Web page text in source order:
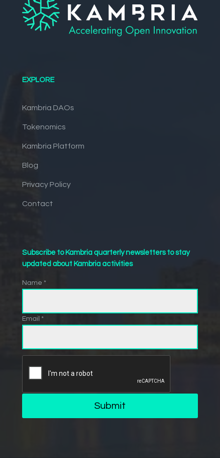
EXPLORE
Kambria DAOs
Tokenomics
Kambria Platform
Blog
Privacy Policy
Contact
Subscribe to Kambria quarterly newsletters to stay
updated about Kambria activities
Name *
Email *
Submit